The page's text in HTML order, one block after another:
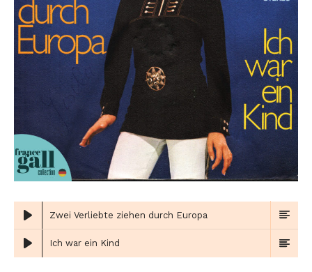
Zwei Verliebte ziehen durch Europa
Ich war ein Kind